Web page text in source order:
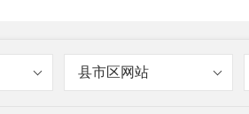
县市区网站